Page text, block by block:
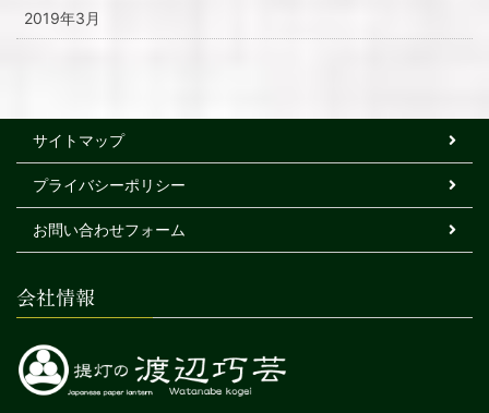
2019年3月
サイトマップ
プライバシーポリシー
お問い合わせフォーム
会社情報